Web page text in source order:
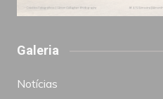
Galeria
Notícias